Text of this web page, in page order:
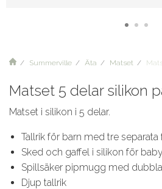
Summerville Äta Matset
Matset 5 delar silikon
Matset i silikon i 5 delar.
Tallrik för barn med tre
Sked och gaffel i silikon för
Spillsäker pipmugg med
Djup tallrik